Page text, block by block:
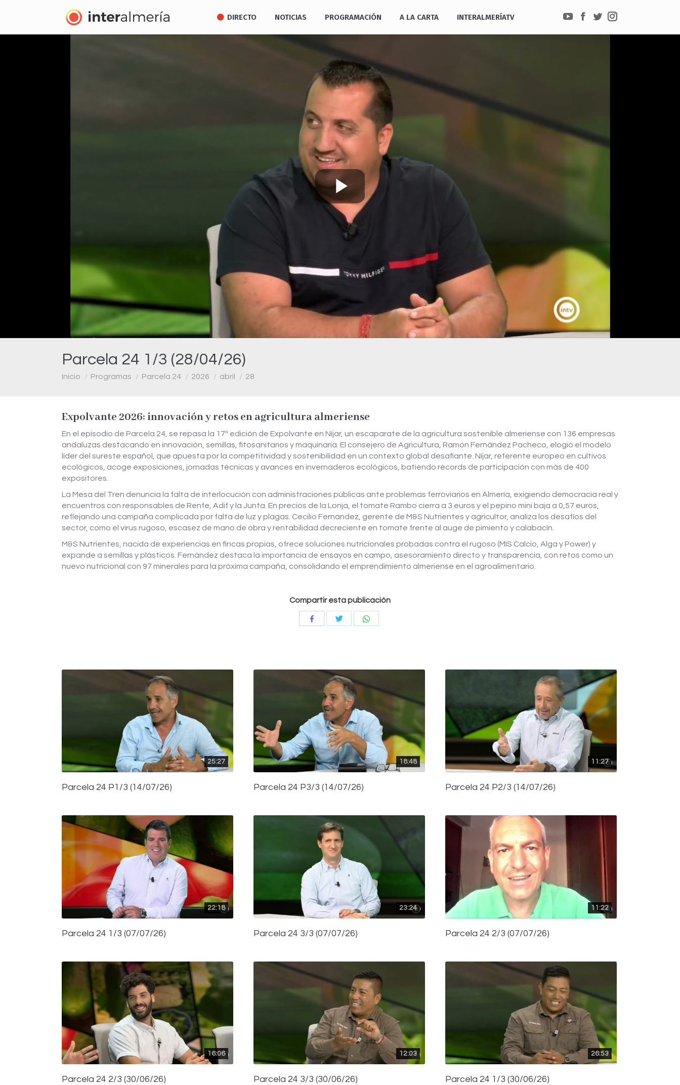
DIRECTO NOTICIAS PROGRAMACIÓN A LA CARTA INTERALMERÍATV
YouTube
Facebook
TwitterInstagram
Parcela 24 1/3 (28/04/26)
Estás aquí:
Inicio Programas Parcela 24 2026 abril 28
Play
Video
Expolvante 2026: innovación y retos en agricultura almeriense
En el episodio de Parcela 24, se repasa la 17ª edición de Expolvante en Níjar, un escaparate de la agricultura sostenible almeriense con 136 empresas
andaluzas destacando en innovación, semillas, fitosanitarios y maquinaria. El consejero de Agricultura, Ramón Fernández Pacheco, elogió el modelo
líder del sureste español, que apuesta por la competitividad y sostenibilidad en un contexto global desafiante. Níjar, referente europeo en cultivos
ecológicos, acoge exposiciones, jornadas técnicas y avances en invernaderos ecológicos, batiendo récords de participación con más de 400
expositores.
La Mesa del Tren denuncia la falta de interlocución con administraciones públicas ante problemas ferroviarios en Almería, exigiendo democracia real y
encuentros con responsables de Renfe, Adif y la Junta. En precios de la Lonja, el tomate Rambo cierra a 3 euros y el pepino mini baja a 0,57 euros,
reflejando una campaña complicada por falta de luz y plagas. Cecilio Fernández, gerente de M&S Nutrientes y agricultor, analiza los desafíos del
sector, como el virus rugoso, escasez de mano de obra y rentabilidad decreciente en tomate frente al auge de pimiento y calabacín.
M&S Nutrientes, nacida de experiencias en fincas propias, ofrece soluciones nutricionales probadas contra el rugoso (MIS Calcio, Alga y Power) y
expande a semillas y plásticos. Fernández destaca la importancia de ensayos en campo, asesoramiento directo y transparencia, con retos como un
nuevo nutricional con 97 minerales para la próxima campaña, consolidando el emprendimiento almeriense en el agroalimentario.
Compartir esta publicación
CompartirCompartir
25:27
Parcela 24 P1/3 (14/07/26)
18:48
Parcela 24 P3/3 (14/07/26)
11:27
Parcela 24 P2/3 (14/07/26)
22:18
Parcela 24 1/3 (07/07/26)
23:24
Parcela 24 3/3 (07/07/26)
11:22
Parcela 24 2/3 (07/07/26)
16:06
Parcela 24 2/3 (30/06/26)
12:03
Parcela 24 3/3 (30/06/26)
26:53
Parcela 24 1/3 (30/06/26)